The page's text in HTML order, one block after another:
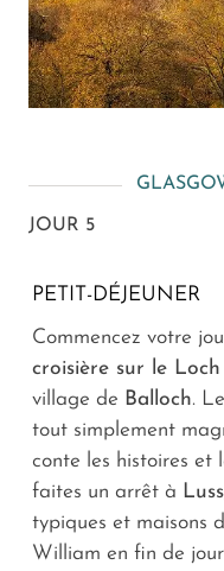
JOUR 5
PETIT-DÉJEUNER
Commencez votre
croisière sur le
village de Balloch.
tout simplement
conte les histoires et
faites un arrêt à Luss
typiques et maisons
William en fin de